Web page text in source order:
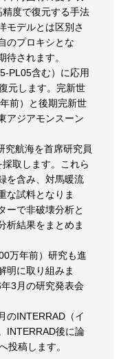
度で復元する手法
モデルとは区別さ
のプロキシとな
待されます。
PL05含む）に応用
元します。完新世
前）と後期完新世
アジアモンスーン
究航海を首席研究員
取します。これら
を含み、対馬暖流
な試料となりま
ーで非破壊分析と
析結果をまとめま
万年前）研究も進
明に取り組みま
3月の研究発表会
のINTERRAD（イ
INTERRAD後に論
投稿します。